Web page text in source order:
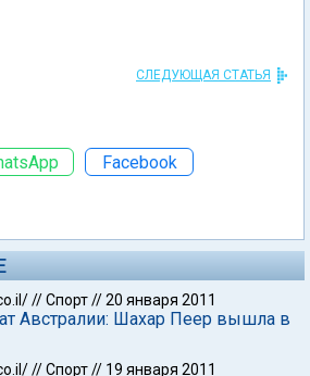
СЛЕДУЮЩАЯ СТАТЬЯ
Facebook
//Спорт//20 января 2011
Австралии: Шахар Пеер вышла в
//Спорт// 19 января 2011